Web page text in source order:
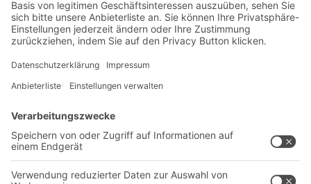
Senden *= Pflichtfeld
Lösungen
Intralogistiklösungen
Regalsysteme
Kontaktformular